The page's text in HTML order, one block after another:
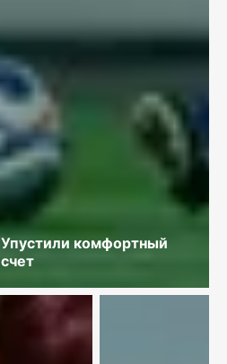
Упустили комфортный
счет